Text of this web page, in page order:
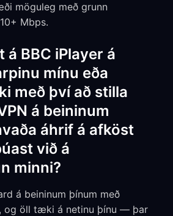
möguleg með grunn
Mbps.
á BBC iPlayer á
mínu eða
með því að stilla
á beininum
áhrif á afköst
við á
minni?
á beininum þínum með
og öll tæki á netinu þínu — þar